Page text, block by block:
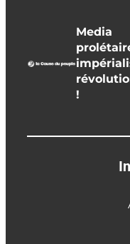
Media
!